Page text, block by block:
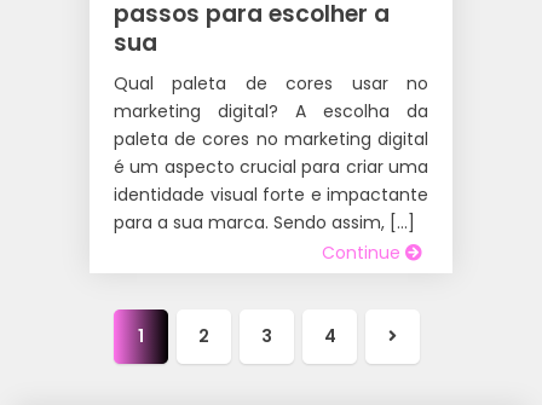
passos para escolher a
sua
Qual paleta de cores usar no
marketing digital? A escolha da
paleta de cores no marketing digital
é um aspecto crucial para criar uma
identidade visual forte e impactante
para a sua marca. Sendo assim, […]
Continue
1 2 3 4